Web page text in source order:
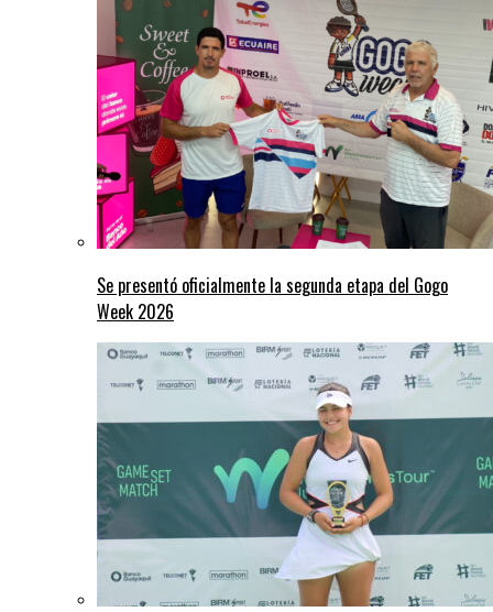
Se presentó oficialmente la segunda etapa del Gogo
Week 2026